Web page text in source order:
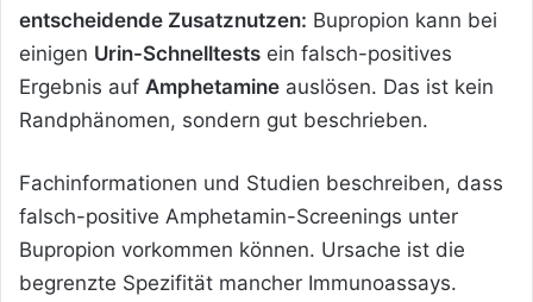
entscheidende Zusatznutzen: Bupropion kann bei
einigen Urin-Schnelltests ein falsch-positives
Ergebnis auf Amphetamine auslösen. Das ist kein
Randphänomen, sondern gut beschrieben.
Fachinformationen und Studien beschreiben, dass
falsch-positive Amphetamin-Screenings unter
Bupropion vorkommen können. Ursache ist die
begrenzte Spezifität mancher Immunoassays.